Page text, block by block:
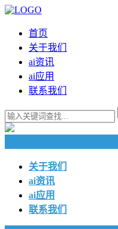
首页
关于我们
ai资讯
ai应用
联系我们
关于我们
ai资讯
ai应用
联系我们